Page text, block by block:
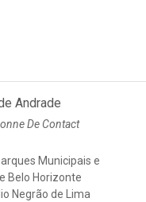
Andrade
De Contact
Municipais e
Belo Horizonte
Negrão de Lima